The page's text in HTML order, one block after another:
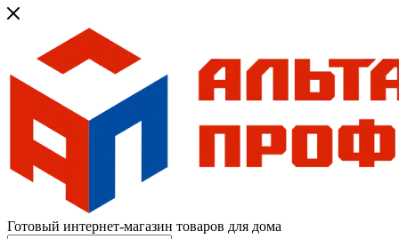
Готовый интернет-магазин товаров для дома